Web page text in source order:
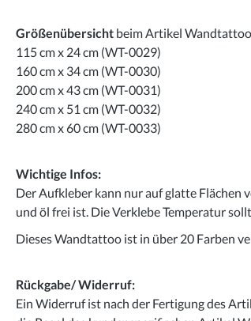
Größenübersicht beim Artikel Wandtattoo
115 cm x 24 cm (WT-0029)
160 cm x 34 cm (WT-0030)
200 cm x 43 cm (WT-0031)
240 cm x 51 cm (WT-0032)
280 cm x 60 cm (WT-0033)
Wichtige Infos:
Der Aufkleber kann nur auf glatte Flächen
und öl frei ist. Die Verklebe Temperatur
Dieses Wandtattoo ist in über 20 Farben
Rückgabe/ Widerruf:
Ein Widerruf ist nach der Fertigung des